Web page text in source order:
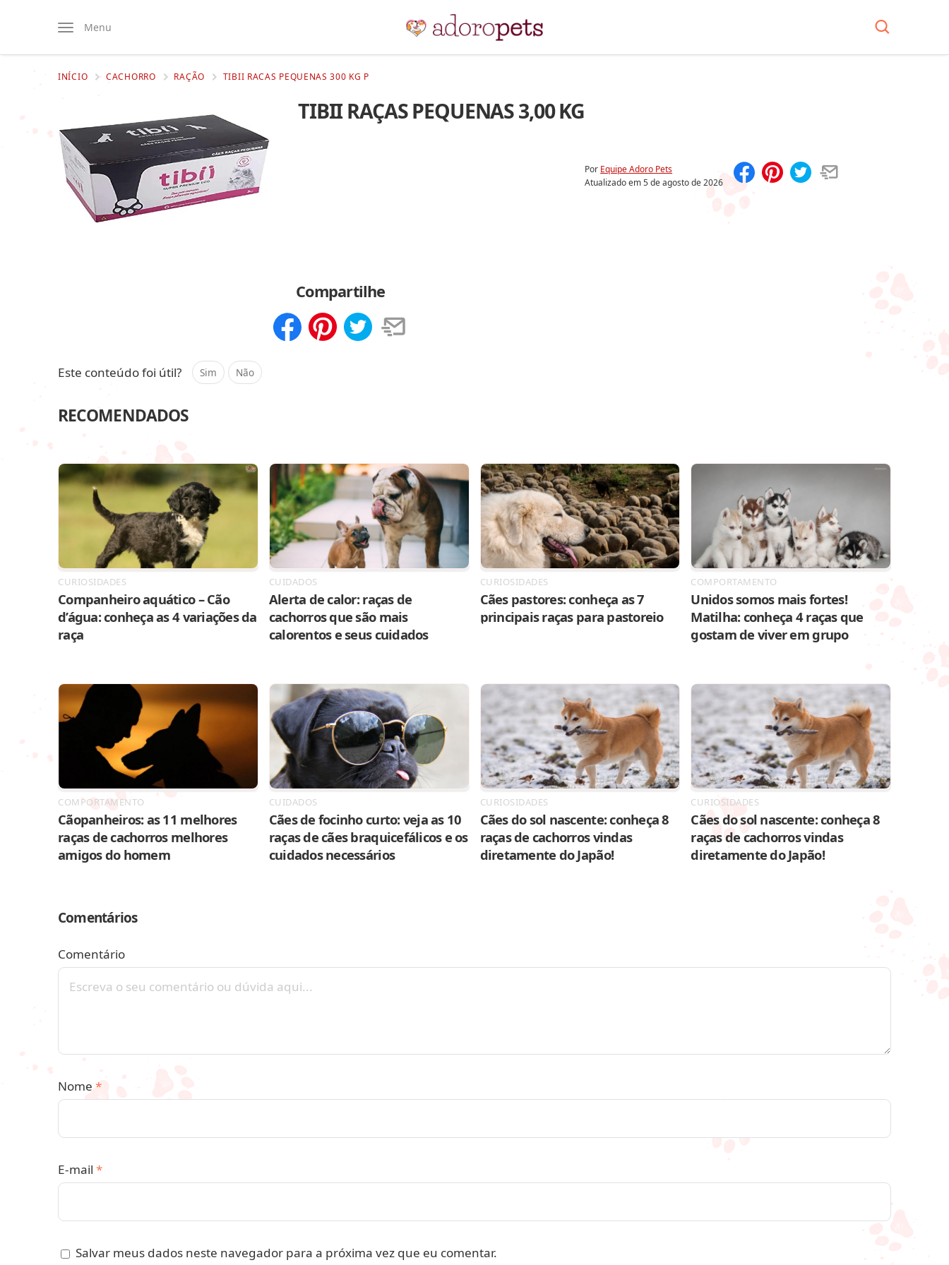
Menu
INÍCIO CACHORRO RAÇÃO TIBII RACAS PEQUENAS 300 KG P
TIBII RAÇAS PEQUENAS 3,00 KG
Por Equipe Adoro Pets
Atualizado em5 de agosto de 2026
Compartilhe
Este conteúdo foi útil? Sim Não
RECOMENDADOS
CURIOSIDADES
Companheiro aquático – Cão
d’água: conheça as 4 variações da
raça
CUIDADOS
Alerta de calor: raças de
cachorros que são mais
calorentos e seus cuidados
CURIOSIDADES
Cães pastores: conheça as 7
principais raças para pastoreio
COMPORTAMENTO
Unidos somos mais fortes!
Matilha: conheça 4 raças que
gostam de viver em grupo
COMPORTAMENTO
Cãopanheiros: as 11 melhores
raças de cachorros melhores
amigos do homem
CUIDADOS
Cães de focinho curto: veja as 10
raças de cães braquicefálicos e os
cuidados necessários
CURIOSIDADES
Cães do sol nascente: conheça 8
raças de cachorros vindas
diretamente do Japão!
CURIOSIDADES
Cães do sol nascente: conheça 8
raças de cachorros vindas
diretamente do Japão!
Comentários
Comentário
Nome *
E-mail *
Salvar meus dados neste navegador para a próxima vez que eu comentar.